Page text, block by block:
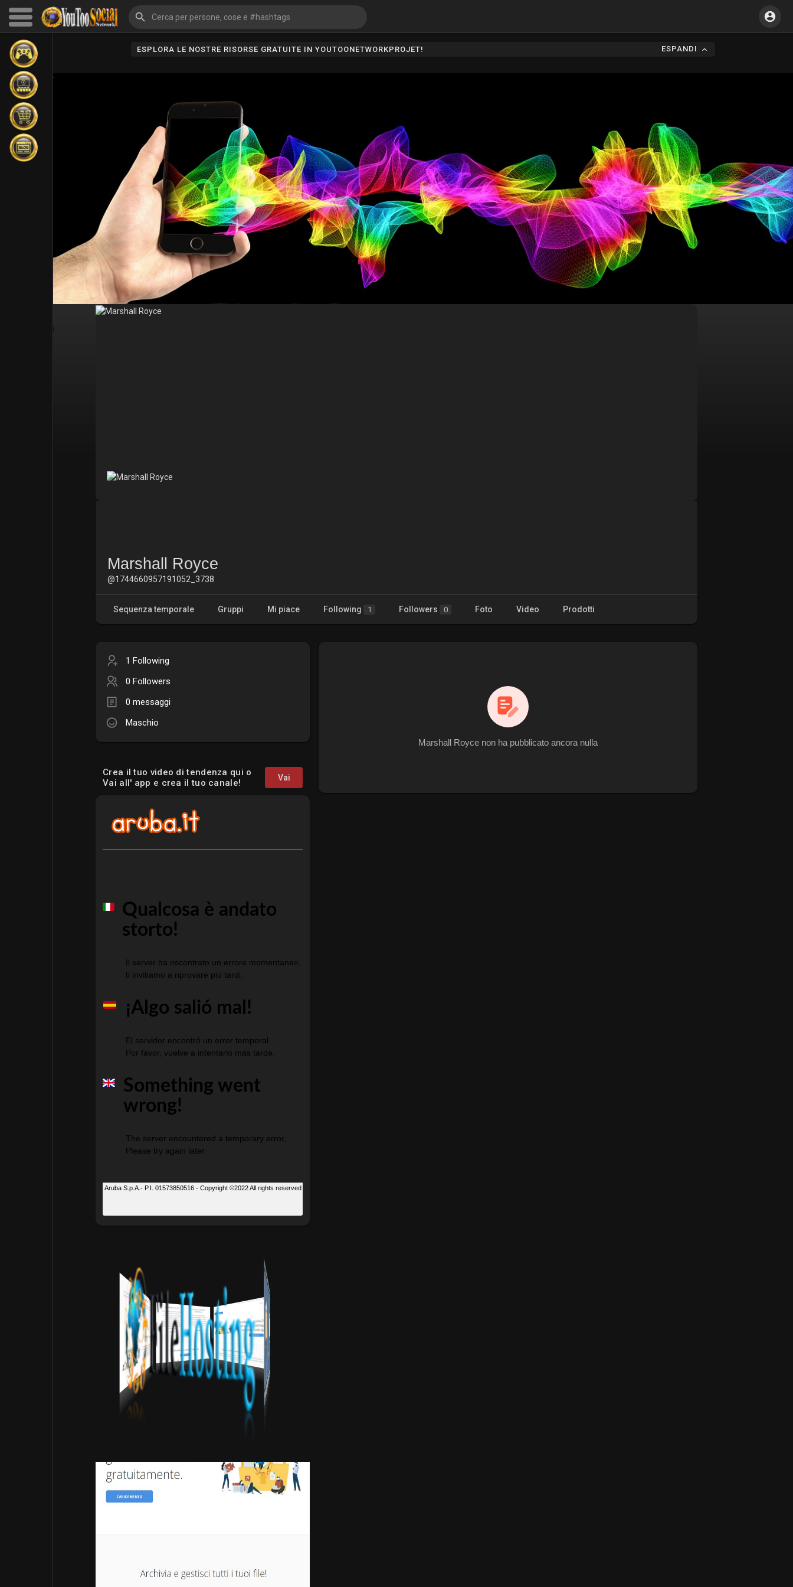
Sfoglia gli eventi
Esplorare
Post popolari Giochi
ESPLORA LE NOSTRE RISORSE GRATUITE IN YOUTOONETWORKPROJET! ESPANDI
Marshall Royce
@1744660957191052_3738
Sequenza temporale Gruppi Mi piace Following 1 Followers 0 Foto Video Prodotti
1 Following
0 Followers
0 messaggi
Maschio
Crea il tuo video di tendenza qui o
Vai all' app e crea il tuo canale!
Vai
Marshall Royce non ha pubblicato ancora nulla